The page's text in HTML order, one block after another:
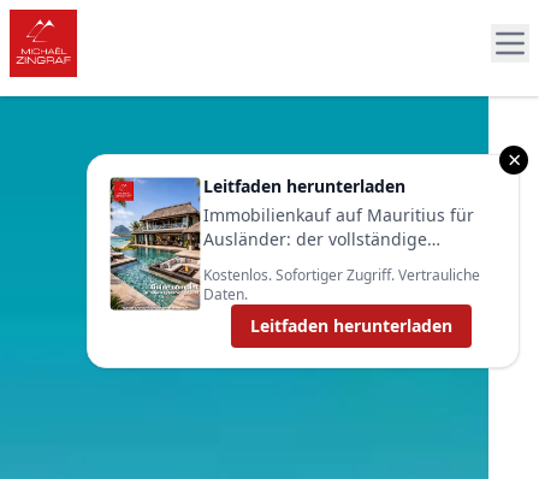
×
Leitfaden herunterladen
Immobilienkauf auf Mauritius für
Ausländer: der vollständige
Leitfaden 2025
Kostenlos. Sofortiger Zugriff. Vertrauliche
Daten.
Leitfaden herunterladen